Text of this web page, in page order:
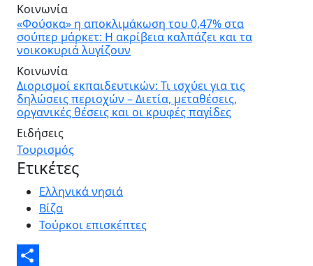
Κοινωνία
«Φούσκα» η αποκλιμάκωση του 0,47% στα
σούπερ μάρκετ: Η ακρίβεια καλπάζει και τα
νοικοκυριά λυγίζουν
Κοινωνία
Διορισμοί εκπαιδευτικών: Τι ισχύει για τις
δηλώσεις περιοχών – Διετία, μεταθέσεις,
οργανικές θέσεις και οι κρυφές παγίδες
Ειδήσεις
Τουρισμός
Ετικέτες
Ελληνικά νησιά
Βίζα
Τούρκοι επισκέπτες